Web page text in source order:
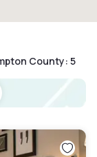
County: 5